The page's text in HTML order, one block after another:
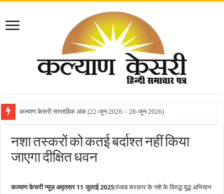
कल्याण केसरी साप्ताहिक अंक (22-जून-2026 – 28-जून-2026)
नशा तस्करों को कतई बर्दाश्त नहीं किया
जाएगा दीक्षित धवन
कल्याण केसरी न्यूज़ अमृतसर 11 जुलाई 2025:पंजाब सरकार के नशे के विरुद्ध युद्ध अभियान